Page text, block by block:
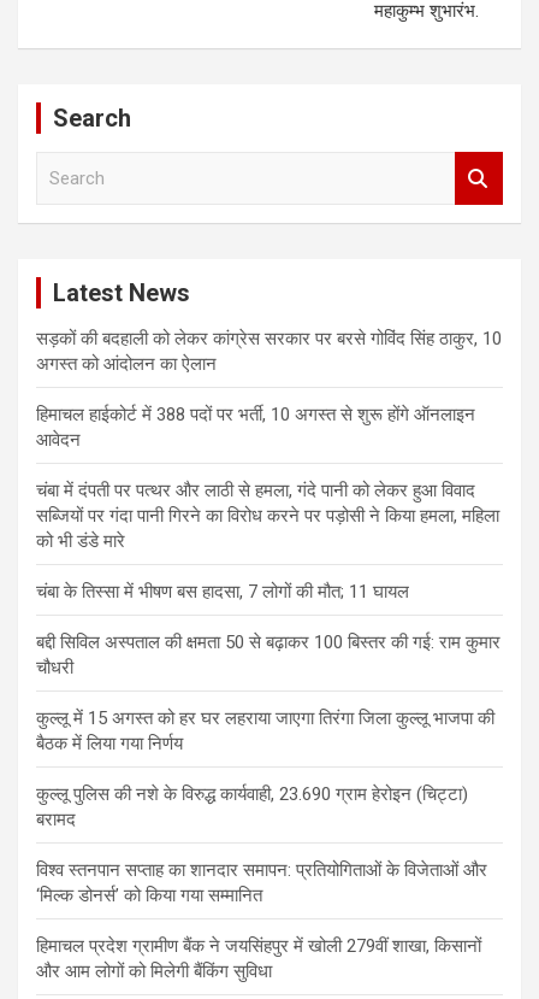
महाकुम्भ शुभारंभ.
Search
Latest News
सड़कों की बदहाली को लेकर कांग्रेस सरकार पर बरसे गोविंद सिंह ठाकुर, 10
अगस्त को आंदोलन का ऐलान
हिमाचल हाईकोर्ट में 388 पदों पर भर्ती, 10 अगस्त से शुरू होंगे ऑनलाइन
आवेदन
चंबा में दंपती पर पत्थर और लाठी से हमला, गंदे पानी को लेकर हुआ विवाद
सब्जियों पर गंदा पानी गिरने का विरोध करने पर पड़ोसी ने किया हमला, महिला
को भी डंडे मारे
चंबा के तिस्सा में भीषण बस हादसा, 7 लोगों की मौत; 11 घायल
बद्दी सिविल अस्पताल की क्षमता 50 से बढ़ाकर 100 बिस्तर की गई: राम कुमार
चौधरी
कुल्लू में 15 अगस्त को हर घर लहराया जाएगा तिरंगा जिला कुल्लू भाजपा की
बैठक में लिया गया निर्णय
कुल्लू पुलिस की नशे के विरुद्ध कार्यवाही, 23.690 ग्राम हेरोइन (चिट्टा)
बरामद
विश्व स्तनपान सप्ताह का शानदार समापन: प्रतियोगिताओं के विजेताओं और
‘मिल्क डोनर्स’ को किया गया सम्मानित
हिमाचल प्रदेश ग्रामीण बैंक ने जयसिंहपुर में खोली 279वीं शाखा, किसानों
और आम लोगों को मिलेगी बैंकिंग सुविधा